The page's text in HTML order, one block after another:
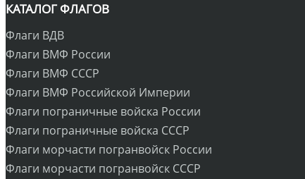
КАТАЛОГ ФЛАГОВ
Флаги ВДВ
Флаги ВМФ России
Флаги ВМФ СССР
Флаги ВМФ Российской Империи
Флаги пограничные войска России
Флаги пограничные войска СССР
Флаги морчасти погранвойск России
Флаги морчасти погранвойск СССР